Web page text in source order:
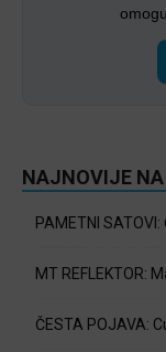
NAJNOVIJE
PAMETNI
MT REFLEKTOR:
ČESTA POJAVA: